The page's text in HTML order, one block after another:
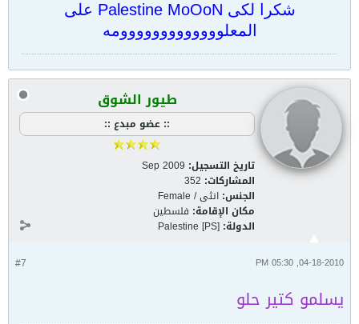
شكرا لكى Palestine MoOoN على
المعلووووووووووووومه
طيور الشوق
:: عضو مبدع ::
تاريخ التسجيل: Sep 2009
المشاركات: 352
الجنس: انثى / Female
مكان الإقامة: فلسطين
الدولة: Palestine [PS]
#7 04-18-2010, 05:30 PM
يسلمو كتير حلو